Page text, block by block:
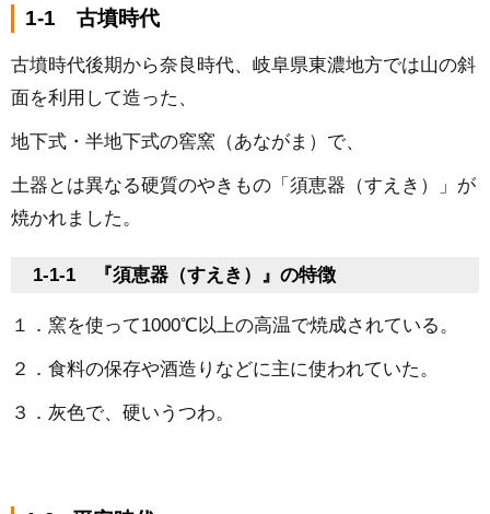
1-1 古墳時代
古墳時代後期から奈良時代、岐阜県東濃地方では山の斜
面を利用して造った、
地下式・半地下式の窖窯（あながま）で、
土器とは異なる硬質のやきもの「須恵器（すえき）」が
焼かれました。
1-1-1 『須恵器（すえき）』の特徴
１．窯を使って1000℃以上の高温で焼成されている。
２．食料の保存や酒造りなどに主に使われていた。
３．灰色で、硬いうつわ。